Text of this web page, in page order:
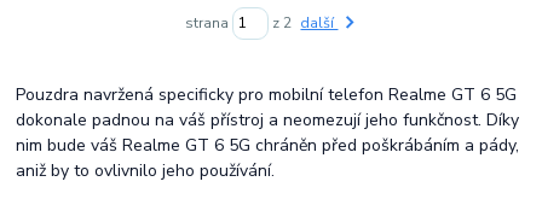
strana z 2 další
Pouzdra navržená specificky pro mobilní telefon Realme GT 6 5G
dokonale padnou na váš přístroj a neomezují jeho funkčnost. Díky
nim bude váš Realme GT 6 5G chráněn před poškrábáním a pády,
aniž by to ovlivnilo jeho používání.